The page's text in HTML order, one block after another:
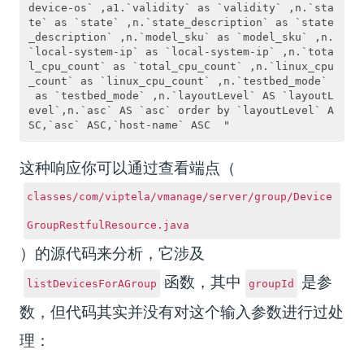
device-os` ,a1.`validity` as `validity` ,n.`sta
te` as `state` ,n.`state_description` as `state
_description` ,n.`model_sku` as `model_sku` ,n.
`local-system-ip` as `local-system-ip` ,n.`tota
l_cpu_count` as `total_cpu_count` ,n.`linux_cpu
_count` as `linux_cpu_count` ,n.`testbed_mode`
as `testbed_mode` ,n.`layoutLevel` AS `layoutL
evel`,n.`asc` AS `asc` order by `layoutLevel` A
这种响应你可以通过查看端点（
classes/com/viptela/vmanage/server/group/Device
GroupRestfulResource.java
）的源代码来分析，它涉及
listDevicesForAGroup 函数，其中 groupId
是参
数，但代码其实并没有对这个输入参数进行过处
理：